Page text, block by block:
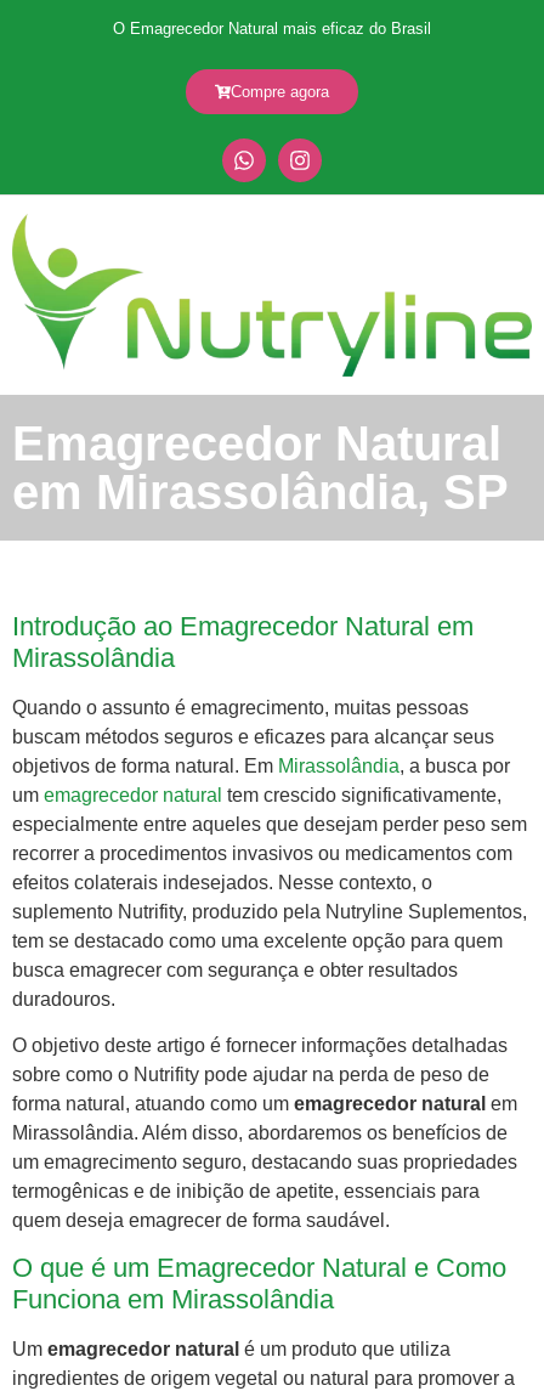
O Emagrecedor Natural mais eficaz do Brasil
Compre agora
Emagrecedor Natural
em Mirassolândia, SP
Introdução ao Emagrecedor Natural em
Mirassolândia
Quando o assunto é emagrecimento, muitas pessoas
buscam métodos seguros e eficazes para alcançar seus
objetivos de forma natural. Em Mirassolândia, a busca por
um emagrecedor natural tem crescido significativamente,
especialmente entre aqueles que desejam perder peso sem
recorrer a procedimentos invasivos ou medicamentos com
efeitos colaterais indesejados. Nesse contexto, o
suplemento Nutrifity, produzido pela Nutryline Suplementos,
tem se destacado como uma excelente opção para quem
busca emagrecer com segurança e obter resultados
duradouros.
O objetivo deste artigo é fornecer informações detalhadas
sobre como o Nutrifity pode ajudar na perda de peso de
forma natural, atuando como um emagrecedor natural em
Mirassolândia. Além disso, abordaremos os benefícios de
um emagrecimento seguro, destacando suas propriedades
termogênicas e de inibição de apetite, essenciais para
quem deseja emagrecer de forma saudável.
O que é um Emagrecedor Natural e Como
Funciona em Mirassolândia
Um emagrecedor natural é um produto que utiliza
ingredientes de origem vegetal ou natural para promover a